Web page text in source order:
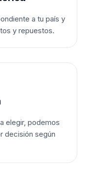
a tu país y
y repuestos.
elegir, podemos
decisión según